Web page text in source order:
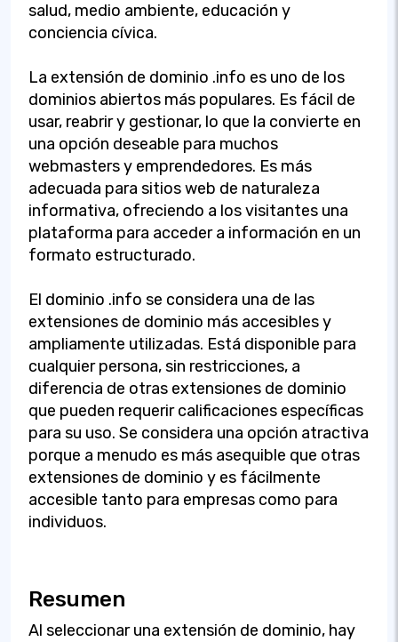
salud, medio ambiente, educación y
conciencia cívica.
La extensión de dominio .info es uno de los
dominios abiertos más populares. Es fácil de
usar, reabrir y gestionar, lo que la convierte en
una opción deseable para muchos
webmasters y emprendedores. Es más
adecuada para sitios web de naturaleza
informativa, ofreciendo a los visitantes una
plataforma para acceder a información en un
formato estructurado.
El dominio .info se considera una de las
extensiones de dominio más accesibles y
ampliamente utilizadas. Está disponible para
cualquier persona, sin restricciones, a
diferencia de otras extensiones de dominio
que pueden requerir calificaciones específicas
para su uso. Se considera una opción atractiva
porque a menudo es más asequible que otras
extensiones de dominio y es fácilmente
accesible tanto para empresas como para
individuos.
Resumen
Al seleccionar una extensión de dominio, hay